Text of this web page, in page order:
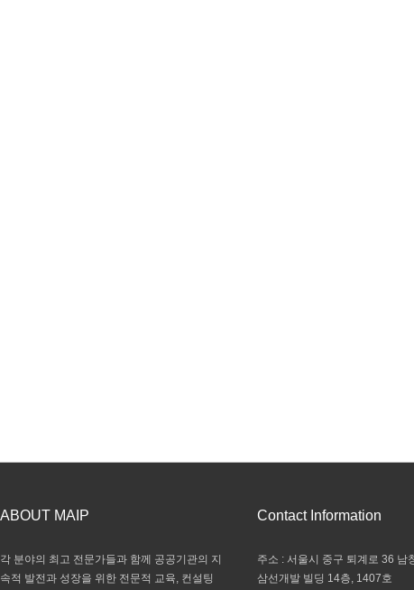
ABOUT MAIP Contact Information
각 분야의 최고 전문가들과 함께 공공기관의 지
속적 발전과 성장을 위한 전문적 교육, 컨설팅
주소 : 서울시 중구 퇴계로 36 남
삼선개발 빌딩 14층, 1407호